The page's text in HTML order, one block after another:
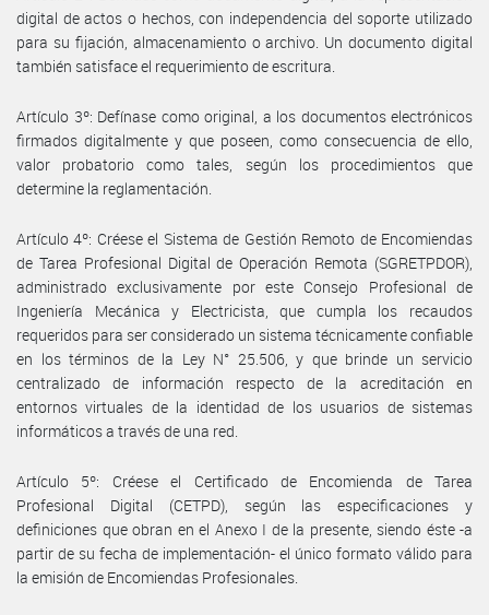
digital de actos o hechos, con independencia del soporte utilizado
para su fijación, almacenamiento o archivo. Un documento digital
también satisface el requerimiento de escritura.
Artículo 3º: Defínase como original, a los documentos electrónicos
firmados digitalmente y que poseen, como consecuencia de ello,
valor probatorio como tales, según los procedimientos que
determine la reglamentación.
Artículo 4º: Créese el Sistema de Gestión Remoto de Encomiendas
de Tarea Profesional Digital de Operación Remota (SGRETPDOR),
administrado exclusivamente por este Consejo Profesional de
Ingeniería Mecánica y Electricista, que cumpla los recaudos
requeridos para ser considerado un sistema técnicamente confiable
en los términos de la Ley N° 25.506, y que brinde un servicio
centralizado de información respecto de la acreditación en
entornos virtuales de la identidad de los usuarios de sistemas
informáticos a través de una red.
Artículo 5º: Créese el Certificado de Encomienda de Tarea
Profesional Digital (CETPD), según las especificaciones y
definiciones que obran en el Anexo I de la presente, siendo éste -a
partir de su fecha de implementación- el único formato válido para
la emisión de Encomiendas Profesionales.